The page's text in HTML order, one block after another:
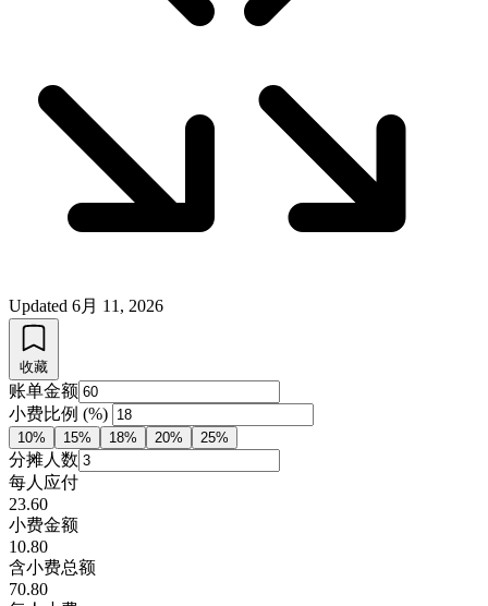
Updated 6月 11, 2026
收藏
账单金额
小费比例 (%)
10% 15% 18% 20% 25%
分摊人数
每人应付
23.60
小费金额
10.80
含小费总额
70.80